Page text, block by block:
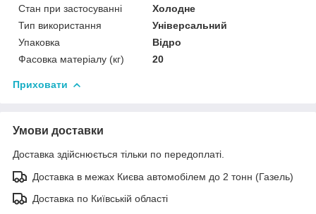
Стан при застосуванні
Холодне
Тип використання
Універсальний
Упаковка
Відро
Фасовка матеріалу (кг)
20
Приховати
Умови доставки
Доставка здійснюється тільки по передоплаті.
Доставка в межах Києва автомобілем до 2 тонн (Газель)
Доставка по Київській області